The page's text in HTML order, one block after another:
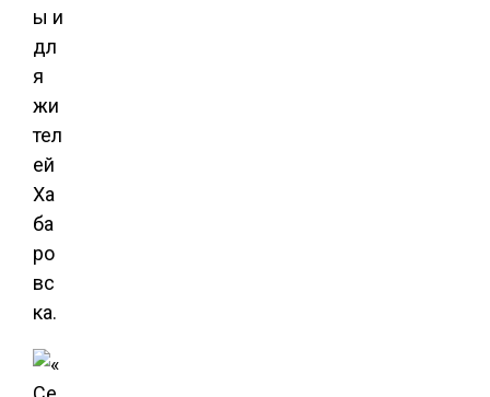
ы и
дл
я
жи
тел
ей
Ха
ба
ро
вс
ка.